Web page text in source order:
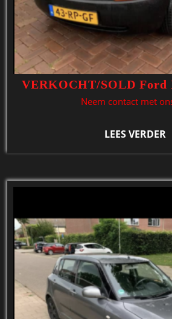
VERKOCHT/SOLD Ford
Neem contact met
LEES VERDER